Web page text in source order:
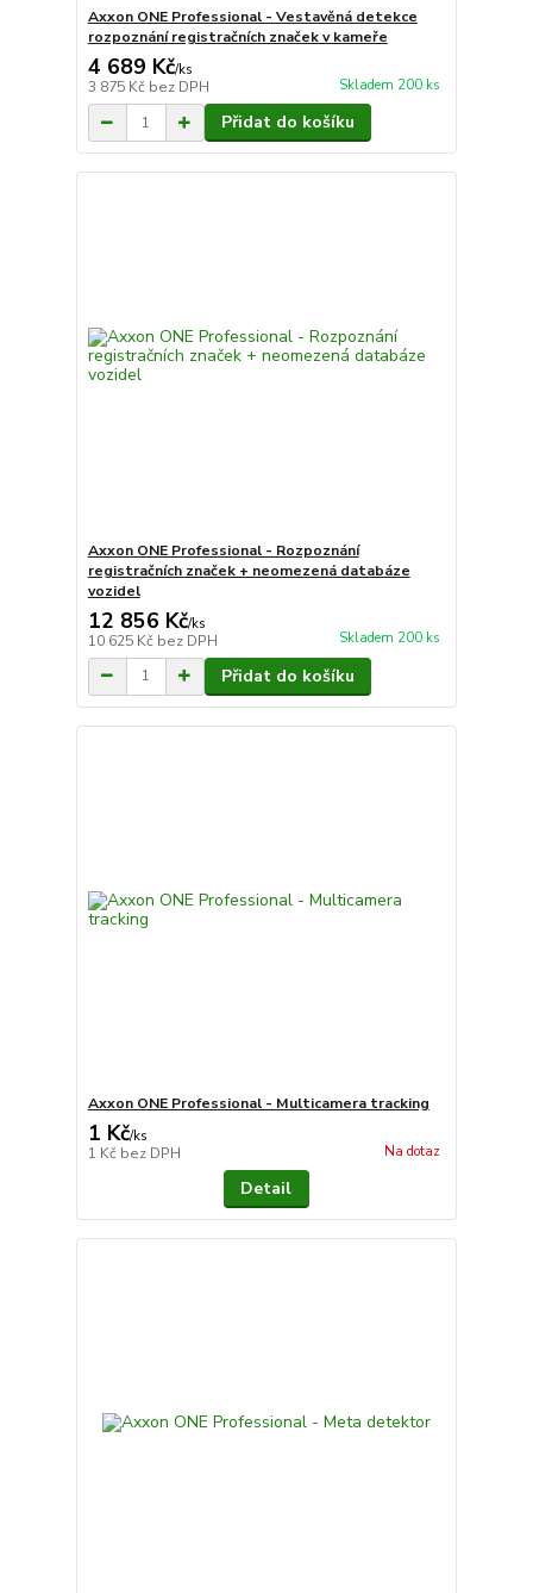
Axxon ONE Professional - Vestavěná detekce
rozpoznání registračních značek v kameře
4 689 Kč/ks
3 875 Kč bez DPH Skladem 200 ks
Přidat do košíku
Axxon ONE Professional - Rozpoznání
registračních značek + neomezená databáze
vozidel
12 856 Kč/ks
10 625 Kč bez DPH Skladem 200 ks
Přidat do košíku
Axxon ONE Professional - Multicamera tracking
1 Kč/ks
1 Kč bez DPH Na dotaz
Detail